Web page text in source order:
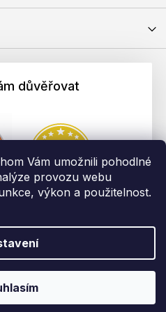
Vám umožnili pohodlné
provozu webu
výkon a použitelnost.
důvěřovat
Shoptet